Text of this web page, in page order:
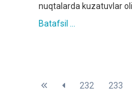
nuqtalarda kuzatuvlar
Batafsil ...
232 233